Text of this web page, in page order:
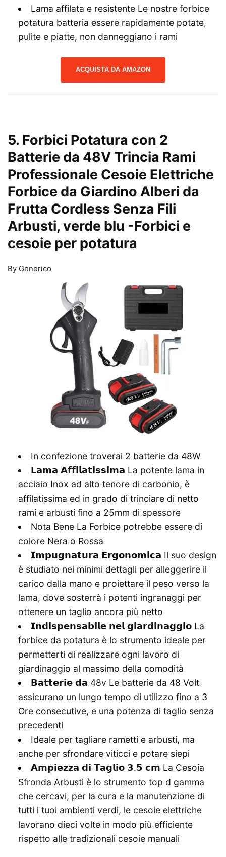
Lama affilata e resistente Le nostre forbice
potatura batteria essere rapidamente potate,
pulite e piatte, non danneggiano i rami
ACQUISTA DA AMAZON
5. Forbici Potatura con 2
Batterie da 48V Trincia Rami
Professionale Cesoie Elettriche
Forbice da Giardino Alberi da
Frutta Cordless Senza Fili
Arbusti, verde blu -Forbici e
cesoie per potatura
By Generico
In confezione troverai 2 batterie da 48W
𝗟𝗮𝗺𝗮 𝗔𝗳𝗳𝗶𝗹𝗮𝘁𝗶𝘀𝘀𝗶𝗺𝗮 La potente lama in
acciaio Inox ad alto tenore di carbonio, è
affilatissima ed in grado di trinciare di netto
rami e arbusti fino a 25mm di spessore
Nota Bene La Forbice potrebbe essere di
colore Nera o Rossa
𝗜𝗺𝗽𝘂𝗴𝗻𝗮𝘁𝘂𝗿𝗮 𝗘𝗿𝗴𝗼𝗻𝗼𝗺𝗶𝗰𝗮 Il suo design
è studiato nei minimi dettagli per alleggerire il
carico dalla mano e proiettare il peso verso la
lama, dove sosterrà i potenti ingranaggi per
ottenere un taglio ancora più netto
𝗜𝗻𝗱𝗶𝘀𝗽𝗲𝗻𝘀𝗮𝗯𝗶𝗹𝗲 𝗻𝗲𝗹 𝗴𝗶𝗮𝗿𝗱𝗶𝗻𝗮𝗴𝗴𝗶𝗼 La
forbice da potatura è lo strumento ideale per
permetterti di realizzare ogni lavoro di
giardinaggio al massimo della comodità
𝗕𝗮𝘁𝘁𝗲𝗿𝗶𝗲 𝗱𝗮 48v Le batterie da 48 Volt
assicurano un lungo tempo di utilizzo fino a 3
Ore consecutive, e una potenza di taglio senza
precedenti
Ideale per tagliare rametti e arbusti, ma
anche per sfrondare viticci e potare siepi
𝗔𝗺𝗽𝗶𝗲𝘇𝘇𝗮 𝗱𝗶 𝗧𝗮𝗴𝗹𝗶𝗼 𝟯.𝟱 𝗰𝗺 La Cesoia
Sfronda Arbusti è lo strumento top d gamma
che cercavi, per la cura e la manutenzione di
tutti i tuoi ambienti verdi, le cesoie elettriche
lavorano dieci volte in modo più efficiente
rispetto alle tradizionali cesoie manuali